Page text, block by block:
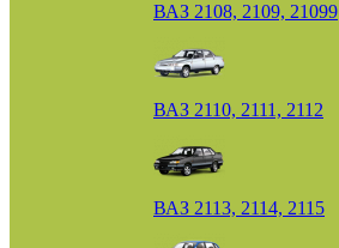
ВАЗ 2108, 2109, 21099
ВАЗ 2110, 2111, 2112
ВАЗ 2113, 2114, 2115